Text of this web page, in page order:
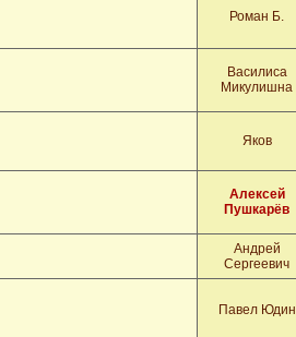
Роман Б.
Василиса
Микулишна
Яков
Алексей
Пушкарёв
Андрей
Сергеевич
Павел Юдин